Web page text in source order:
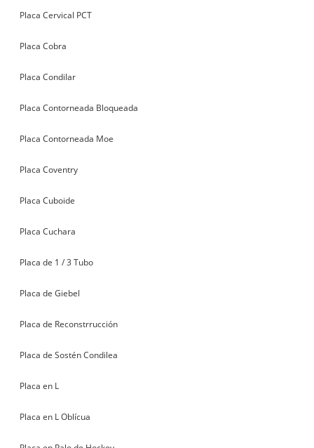
Placa Cervical PCT
Placa Cobra
Placa Condilar
Placa Contorneada Bloqueada
Placa Contorneada Moe
Placa Coventry
Placa Cuboide
Placa Cuchara
Placa de 1 / 3 Tubo
Placa de Giebel
Placa de Reconstrrucción
Placa de Sostén Condilea
Placa en L
Placa en L Oblícua